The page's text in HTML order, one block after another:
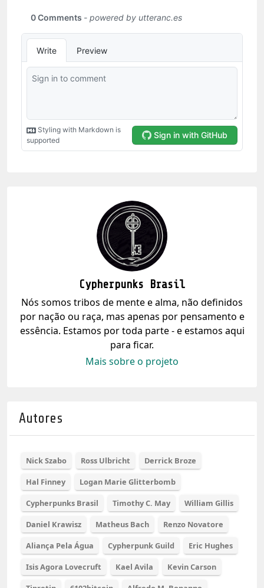
Cypherpunks Brasil
Nós somos tribos de mente e alma, não definidos
por nação ou raça, mas apenas por pensamento e
essência. Estamos por toda parte - e estamos aqui
para ficar.
Mais sobre o projeto
Autores
Nick Szabo Ross Ulbricht
Derrick Broze
Hal Finney
Logan Marie Glitterbomb
Cypherpunks Brasil
Timothy C. May
William Gillis
Daniel Krawisz
Matheus Bach
Renzo Novatore
Aliança Pela Água
Cypherpunk Guild
Eric Hughes
Isis Agora Lovecruft
Kael Avila
Kevin Carson